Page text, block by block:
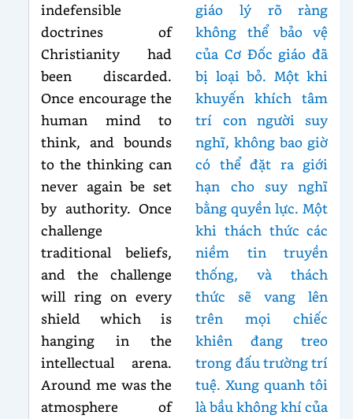
indefensible
doctrines of
Christianity had
been discarded.
Once encourage the
human mind to
think, and bounds
to the thinking can
never again be set
by authority. Once
challenge
traditional beliefs,
and the challenge
will ring on every
shield which is
hanging in the
intellectual arena.
Around me was the
atmosphere of
giáo lý rõ ràng
không thể bảo vệ
của Cơ Đốc giáo đã
bị loại bỏ. Một khi
khuyến khích tâm
trí con người suy
nghĩ, không bao giờ
có thể đặt ra giới
hạn cho suy nghĩ
bằng quyền lực. Một
khi thách thức các
niềm tin truyền
thống, và thách
thức sẽ vang lên
trên mọi chiếc
khiên đang treo
trong đấu trường trí
tuệ. Xung quanh tôi
là bầu không khí của